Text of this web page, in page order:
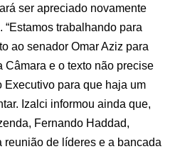
ser apreciado novamente
trabalhando para
ao senador Omar Aziz para
Câmara e o texto não precise
Executivo para que haja um
Izalci informou ainda que,
Fernando Haddad,
reunião de líderes e a bancada